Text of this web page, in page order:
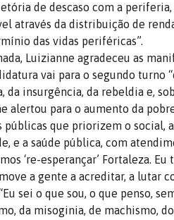
de descaso com a
através da distribuição de
das vidas periféricas”.
Luizianne agradeceu as
vai para o segundo turno
da insurgência, da rebeldia e,
alertou para o aumento da
públicas que priorizem o social,
e a saúde pública, com
‘re-esperançar’ Fortaleza.
a gente a acreditar, a lutar
sei o que sou, o que penso,
da misoginia, de machismo,